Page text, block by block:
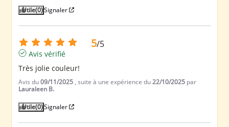
Utile(0)Signaler
5/5
Avis vérifié
Très jolie couleur!
Avis du09/11/2025 , suite à une expérience du22/10/2025 par
Lauraleen B.
Utile(0)Signaler